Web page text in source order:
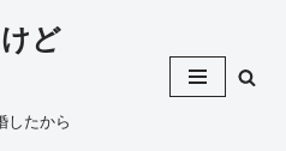
ど
したから